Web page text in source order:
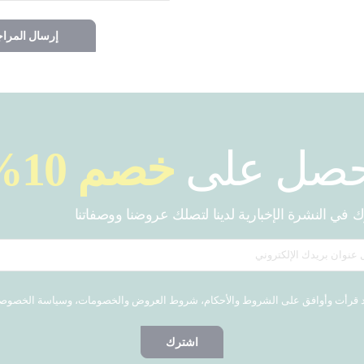
إرسال
على خصم 10%
في النشرة الإخبارية لدينا لتصلك عروضنا ووصفاتنا
قرأت وأوافق على الشروط والأحكام، شروط العروض والخصومات، وسياسة
اشترك